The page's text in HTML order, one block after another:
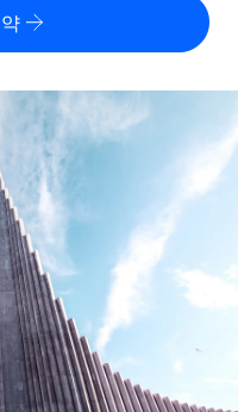
HR 및 급여 솔루션
지급 소요 시간 확인